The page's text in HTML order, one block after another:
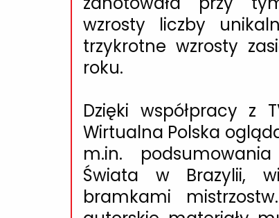
wzrosty liczby
trzykrotne wzrosty
roku.
Dzięki współpracy z
Wirtualna Polska
m.in.
Świata w Brazylii,
bramkami